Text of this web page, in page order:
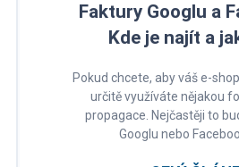
Faktury Googlu a
Kde je najít a
Pokud chcete, aby váš e-
určitě využíváte nějakou
propagace. Nejčastěji to
Googlu nebo